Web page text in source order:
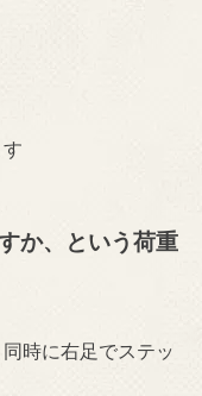
か、という荷重
時に右足でステッ